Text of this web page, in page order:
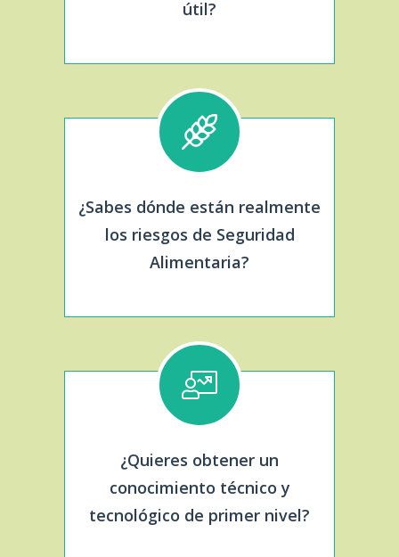
útil?
¿Sabes dónde están realmente
los riesgos de Seguridad
Alimentaria?
¿Quieres obtener un
conocimiento técnico y
tecnológico de primer nivel?